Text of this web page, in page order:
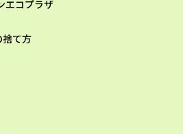
エコプラザ
て方